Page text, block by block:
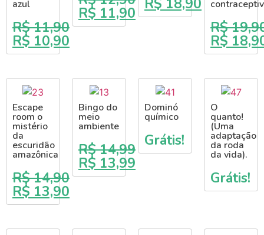
azul
R$11,90
R$ 10,90
R$ 11,90
R$ 18,90
R$
R$
Escape
room o
mistério
da
escuridão
amazônica
R$14,90
R$ 13,90
Bingo do
meio
ambiente
R$14,99
R$ 13,99
Dominó
químico
Grátis!
O
quanto!
(Uma
adaptação
da roda
da vida).
Grátis!